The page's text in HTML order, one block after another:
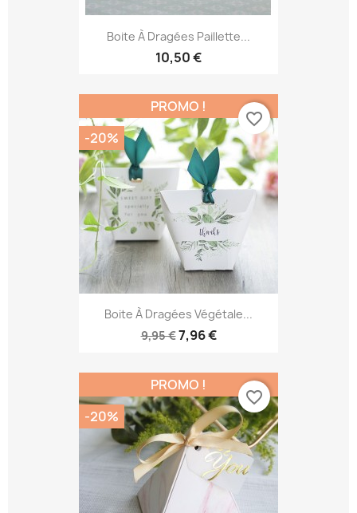
Boite À Dragées Paillette...
10,50 €
Boite À Dragées Végétale...
9,95 €7,96 €
PROMO !
-20%
favorite_border
PROMO !
-20%
favorite_border